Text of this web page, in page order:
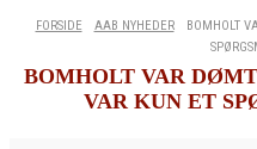
FORSIDE AAB NYHEDER
BOMHOLT
BOMHOLT VAR
VAR KUN ET